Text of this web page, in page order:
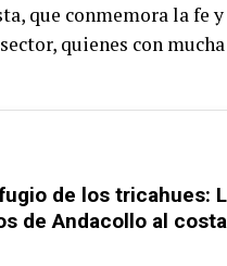
que conmemora la fe
quienes con
de los tricahues:
de Andacollo al